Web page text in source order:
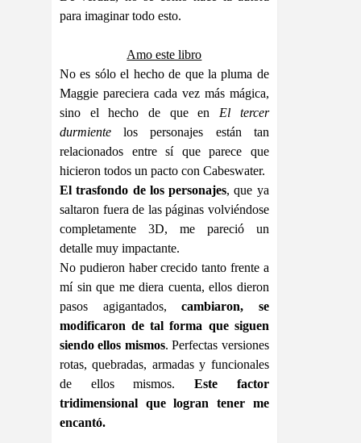
para imaginar todo esto.
Amo este libro
No es sólo el hecho de que la pluma de
Maggie pareciera cada vez más mágica,
sino el hecho de que en El tercer
durmiente los personajes están tan
relacionados entre sí que parece que
hicieron todos un pacto con Cabeswater.
El trasfondo de los personajes, que ya
saltaron fuera de las páginas volviéndose
completamente 3D, me pareció un
detalle muy impactante.
No pudieron haber crecido tanto frente a
mí sin que me diera cuenta, ellos dieron
pasos agigantados,cambiaron, se
modificaron de tal forma que siguen
siendo ellos mismos. Perfectas versiones
rotas, quebradas, armadas y funcionales
de ellos mismos.Este factor
tridimensional que logran tener me
encantó.